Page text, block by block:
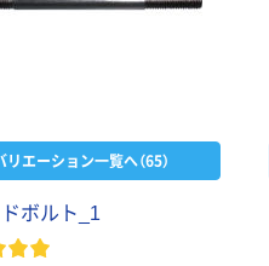
リエーション一覧へ（65）
ボルト_1